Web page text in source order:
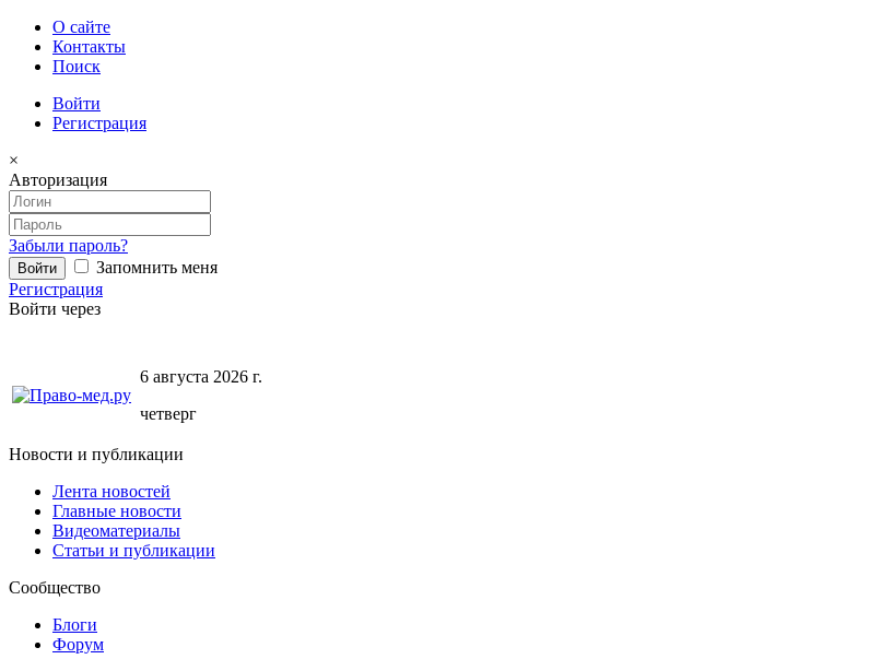
О сайте
Контакты
Поиск
Войти
Регистрация
×
Авторизация
Забыли пароль?
Запомнить меня
Регистрация
Войти через
6 августа 2026 г.
четверг
Новости и публикации
Лента новостей
Главные новости
Видеоматериалы
Статьи и публикации
Сообщество
Блоги
Форум